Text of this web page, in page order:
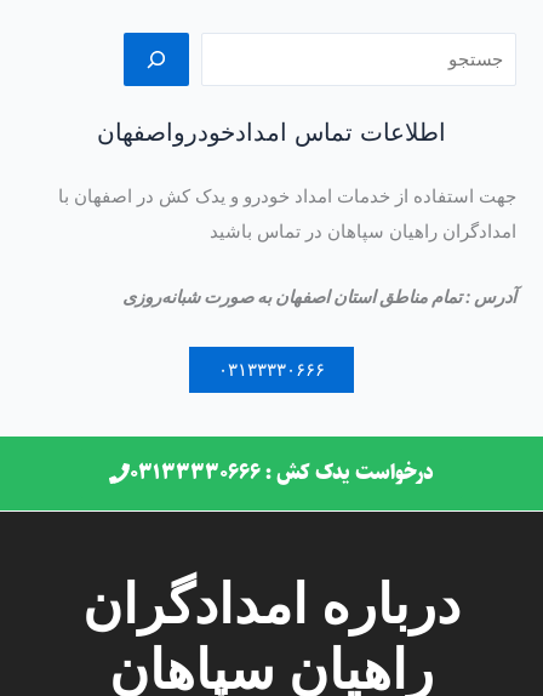
اطلاعات تماس امدادخودرواصفهان
جهت استفاده از خدمات امداد خودرو و یدک کش در اصفهان با
امدادگران راهیان سپاهان در تماس باشید
آدرس : تمام مناطق استان اصفهان به صورت شبانه‌روزی
۰۳۱۳۳۳۳۰۶۶۶
درخواست یدک کش : ۰۳۱۳۳۳۳۰۶۶۶
درباره امدادگران
راهیان سپاهان